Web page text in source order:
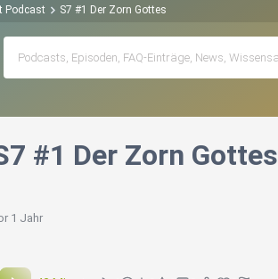
Podcast S7 #1 Der Zorn Gottes
#1 Der Zorn Gottes
1 Jahr